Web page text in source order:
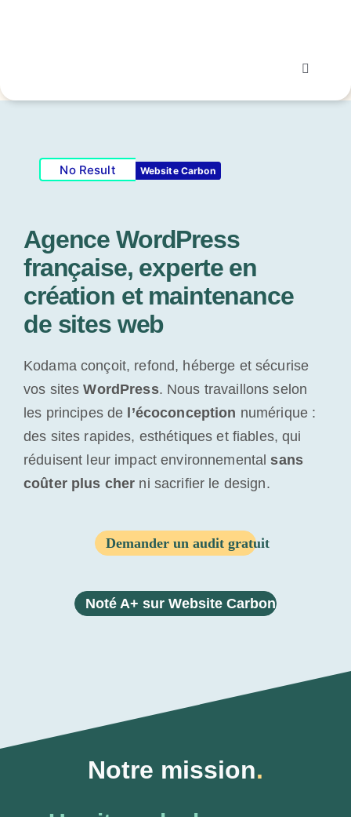
Toggle
Notre démarche
L’agence
Blog
No Result Website Carbon
Agence WordPress
française, experte en
création et maintenance
de sites web
Kodama conçoit, refond, héberge et sécurise
vos sitesWordPress. Nous travaillons selon
les principes de l’écoconception numérique :
des sites rapides, esthétiques et fiables, qui
réduisent leur impact environnementalsans
coûter plus cher ni sacrifier le design.
Demander un audit gratuit
Noté A+ sur Website Carbon
Notre mission.